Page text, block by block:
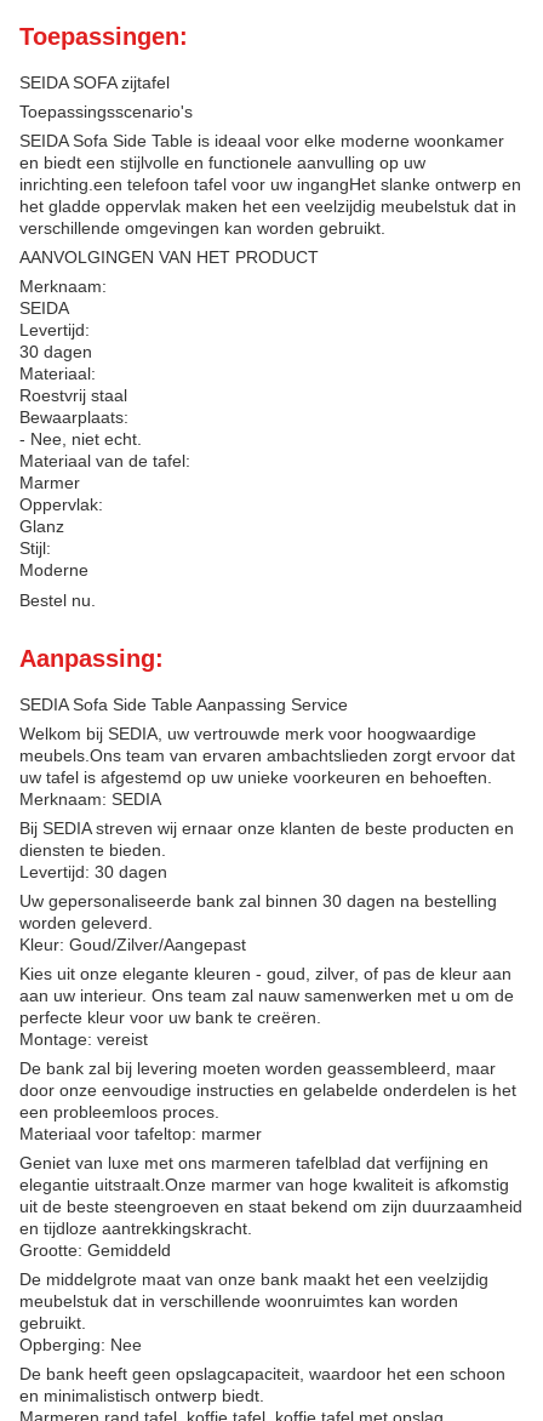
Toepassingen:
SEIDA SOFA zijtafel
Toepassingsscenario's
SEIDA Sofa Side Table is ideaal voor elke moderne woonkamer
en biedt een stijlvolle en functionele aanvulling op uw
inrichting.een telefoon tafel voor uw ingangHet slanke ontwerp en
het gladde oppervlak maken het een veelzijdig meubelstuk dat in
verschillende omgevingen kan worden gebruikt.
AANVOLGINGEN VAN HET PRODUCT
Merknaam:
SEIDA
Levertijd:
30 dagen
Materiaal:
Roestvrij staal
Bewaarplaats:
- Nee, niet echt.
Materiaal van de tafel:
Marmer
Oppervlak:
Glanz
Stijl:
Moderne
Bestel nu.
Aanpassing:
SEDIA Sofa Side Table Aanpassing Service
Welkom bij SEDIA, uw vertrouwde merk voor hoogwaardige
meubels.Ons team van ervaren ambachtslieden zorgt ervoor dat
uw tafel is afgestemd op uw unieke voorkeuren en behoeften.
Merknaam: SEDIA
Bij SEDIA streven wij ernaar onze klanten de beste producten en
diensten te bieden.
Levertijd: 30 dagen
Uw gepersonaliseerde bank zal binnen 30 dagen na bestelling
worden geleverd.
Kleur: Goud/Zilver/Aangepast
Kies uit onze elegante kleuren - goud, zilver, of pas de kleur aan
aan uw interieur. Ons team zal nauw samenwerken met u om de
perfecte kleur voor uw bank te creëren.
Montage: vereist
De bank zal bij levering moeten worden geassembleerd, maar
door onze eenvoudige instructies en gelabelde onderdelen is het
een probleemloos proces.
Materiaal voor tafeltop: marmer
Geniet van luxe met ons marmeren tafelblad dat verfijning en
elegantie uitstraalt.Onze marmer van hoge kwaliteit is afkomstig
uit de beste steengroeven en staat bekend om zijn duurzaamheid
en tijdloze aantrekkingskracht.
Grootte: Gemiddeld
De middelgrote maat van onze bank maakt het een veelzijdig
meubelstuk dat in verschillende woonruimtes kan worden
gebruikt.
Opberging: Nee
De bank heeft geen opslagcapaciteit, waardoor het een schoon
en minimalistisch ontwerp biedt.